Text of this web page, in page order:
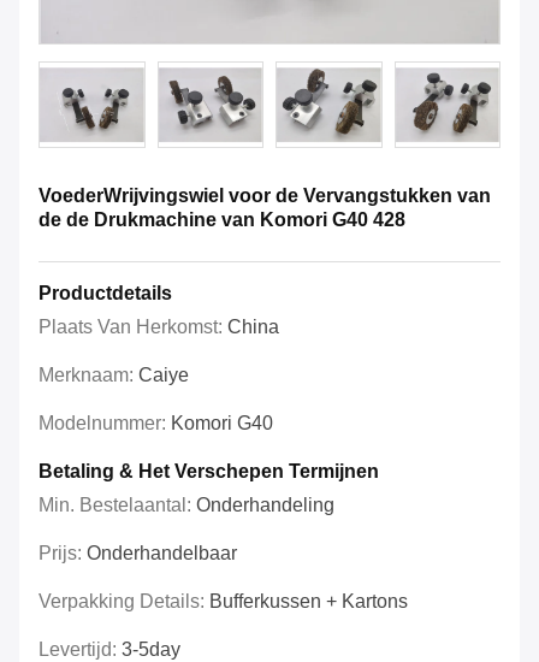
VoederWrijvingswiel voor de Vervangstukken van
de de Drukmachine van Komori G40 428
Productdetails
Plaats Van Herkomst: China
Merknaam: Caiye
Modelnummer: Komori G40
Betaling & Het Verschepen Termijnen
Min. Bestelaantal: Onderhandeling
Prijs: Onderhandelbaar
Verpakking Details: Bufferkussen + Kartons
Levertijd: 3-5day